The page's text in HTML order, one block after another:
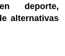
deporte,
alternativas